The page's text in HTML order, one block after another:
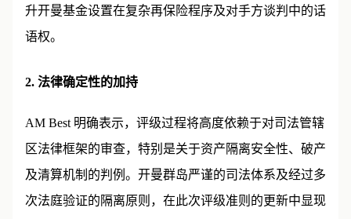
升开曼基金设置在复杂再保险程序及对手方谈判中的话
语权。
2. 法律确定性的加持
AM Best 明确表示，评级过程将高度依赖于对司法管辖
区法律框架的审查，特别是关于资产隔离安全性、破产
及清算机制的判例。开曼群岛严谨的司法体系及经过多
次法庭验证的隔离原则，在此次评级准则的更新中显现